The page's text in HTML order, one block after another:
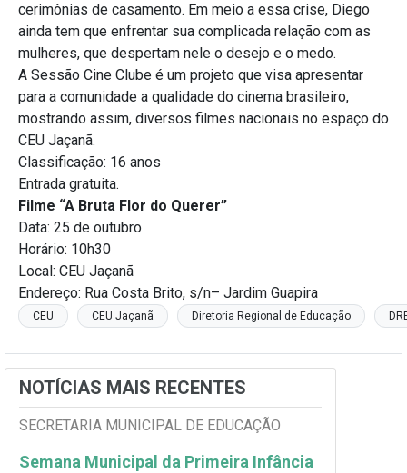
cerimônias de casamento. Em meio a essa crise, Diego
ainda tem que enfrentar sua complicada relação com as
mulheres, que despertam nele o desejo e o medo.
A Sessão Cine Clube é um projeto que visa apresentar
para a comunidade a qualidade do cinema brasileiro,
mostrando assim, diversos filmes nacionais no espaço do
CEU Jaçanã.
Classificação: 16 anos
Entrada gratuita.
Filme “A Bruta Flor do Querer”
Data: 25 de outubro
Horário: 10h30
Local: CEU Jaçanã
Endereço: Rua Costa Brito, s/n– Jardim Guapira
CEU CEU Jaçanã Diretoria Regional de Educação
NOTÍCIAS MAIS RECENTES
SECRETARIA MUNICIPAL DE EDUCAÇÃO
Semana Municipal da Primeira Infância